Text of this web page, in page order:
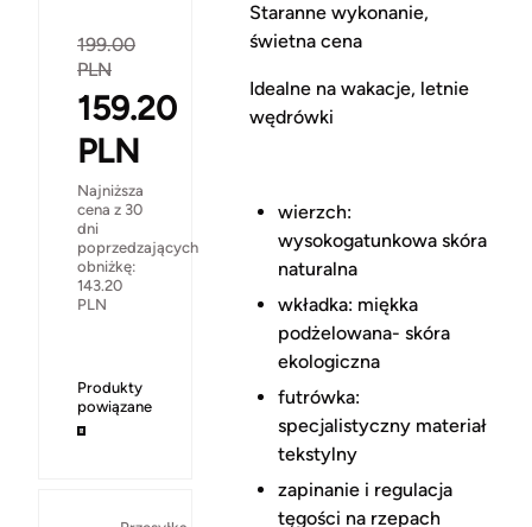
199.00
PLN
159.20
PLN
Najniższa
cena z 30
dni
poprzedzających
obniżkę:
143.20
PLN
Produkty
powiązane
Staranne wykonanie,
świetna cena
Idealne na wakacje, letnie
wędrówki
wierzch:
wysokogatunkowa skóra
naturalna
wkładka: miękka
podżelowana- skóra
ekologiczna
futrówka:
specjalistyczny materiał
tekstylny
zapinanie i regulacja
tęgości na rzepach